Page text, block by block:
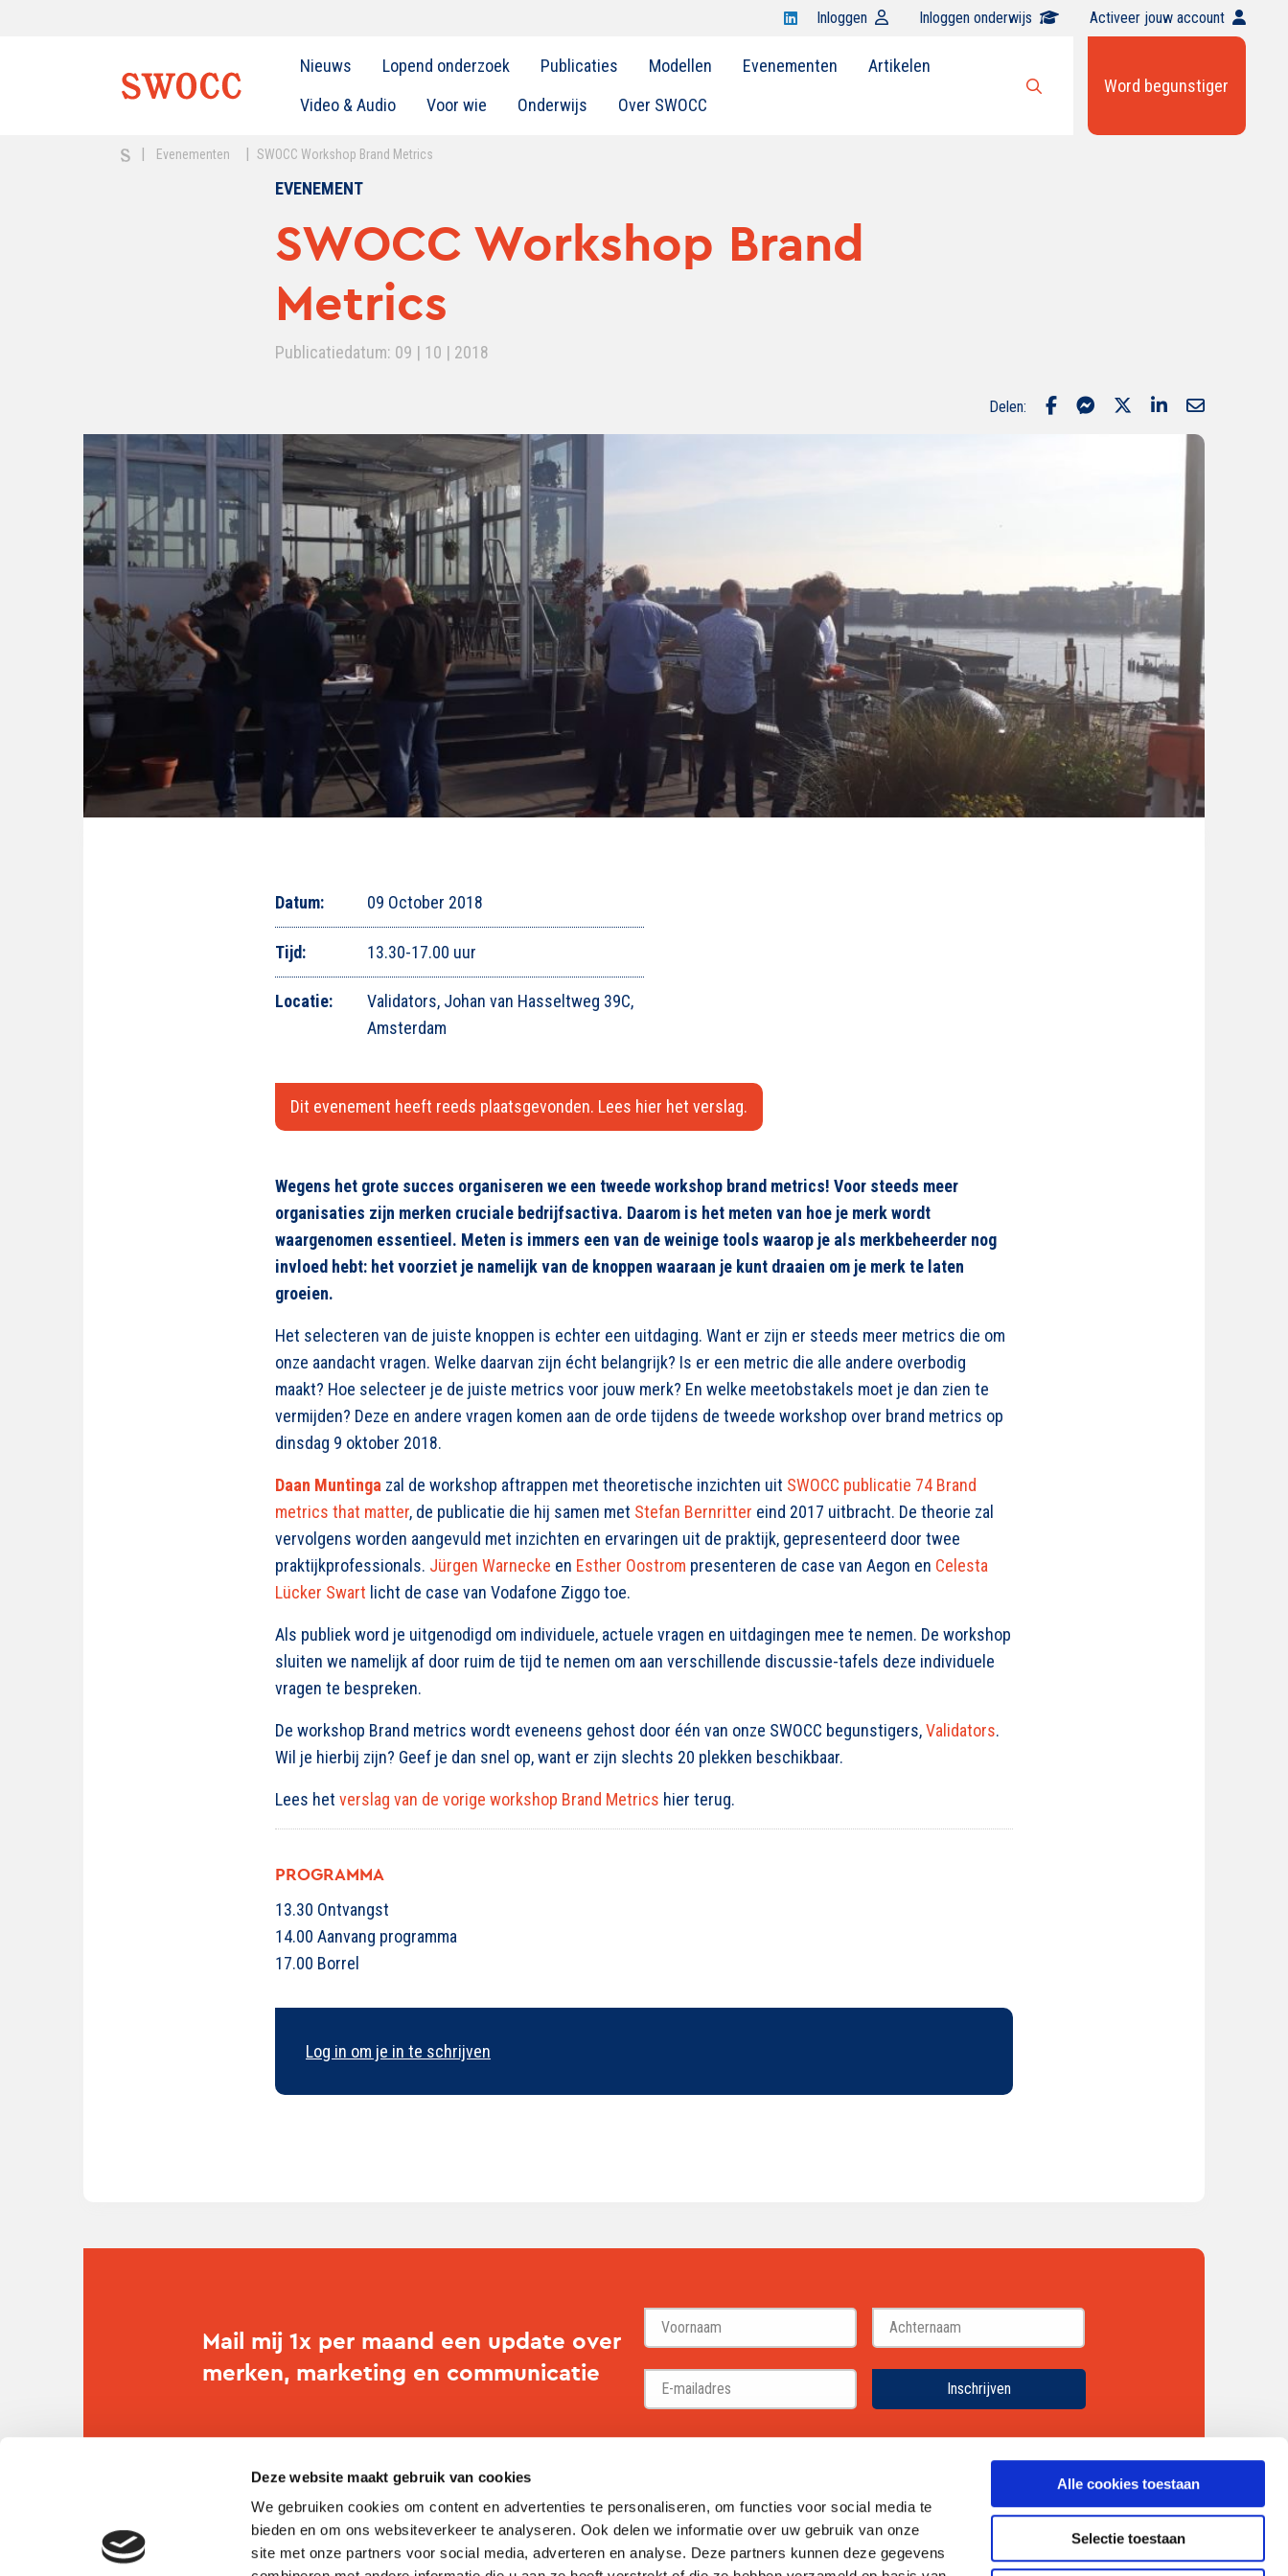
Deze website maakt gebruik van cookies
We gebruiken cookies om content en advertenties te personaliseren, om functies voor social media te
bieden en om ons websiteverkeer te analyseren. Ook delen we informatie over uw gebruik van onze
site met onze partners voor social media, adverteren en analyse. Deze partners kunnen deze gegevens
Alle cookies toestaan
Selectie toestaan
Open
op
Inloggen Inloggen onderwijs Activeer jouw account
Open
Nieuws Lopend onderzoek Publicaties Modellen Evenementen
Artikelen
Video & Audio
Voor wie Onderwijs Over SWOCC
Word begunstiger
| Evenementen | SWOCC Workshop Brand Metrics
EVENEMENT
SWOCC Workshop Brand
Metrics
Publicatiedatum: 09 | 10 | 2018
Delen:
Datum: 09 October 2018
Tijd: 13.30-17.00 uur
Locatie:
Validators, Johan van Hasseltweg 39C,
Amsterdam
Dit evenement heeft reeds plaatsgevonden. Lees hier het verslag.
Wegens het grote succes organiseren we een tweede workshop brand metrics! Voor steeds meer
organisaties zijn merken cruciale bedrijfsactiva. Daarom is het meten van hoe je merk wordt
waargenomen essentieel. Meten is immers een van de weinige tools waarop je als merkbeheerder nog
invloed hebt: het voorziet je namelijk van de knoppen waaraan je kunt draaien om je merk te laten
groeien.
Het selecteren van de juiste knoppen is echter een uitdaging. Want er zijn er steeds meer metrics die om
onze aandacht vragen. Welke daarvan zijn écht belangrijk? Is er een metric die alle andere overbodig
maakt? Hoe selecteer je de juiste metrics voor jouw merk? En welke meetobstakels moet je dan zien te
vermijden? Deze en andere vragen komen aan de orde tijdens de tweede workshop over brand metrics op
dinsdag 9 oktober 2018.
Daan Muntinga zal de workshop aftrappen met theoretische inzichten uit SWOCC publicatie 74 Brand
metrics that matter, de publicatie die hij samen met Stefan Bernritter eind 2017 uitbracht. De theorie zal
vervolgens worden aangevuld met inzichten en ervaringen uit de praktijk, gepresenteerd door twee
praktijkprofessionals. Jürgen Warnecke en Esther Oostrom presenteren de case van Aegon en Celesta
Lücker Swart licht de case van Vodafone Ziggo toe.
Als publiek word je uitgenodigd om individuele, actuele vragen en uitdagingen mee te nemen. De workshop
sluiten we namelijk af door ruim de tijd te nemen om aan verschillende discussie-tafels deze individuele
vragen te bespreken.
De workshop Brand metrics wordt eveneens gehost door één van onze SWOCC begunstigers,Validators.
Wil je hierbij zijn? Geef je dan snel op, want er zijn slechts 20 plekken beschikbaar.
Lees het verslag van de vorige workshop Brand Metrics hier terug.
PROGRAMMA
13.30 Ontvangst
14.00 Aanvang programma
17.00 Borrel
Log in om je in te schrijven
Mail mij 1x per maand een update over
merken, marketing en communicatie
Voornaam Achternaam
Inschrijven